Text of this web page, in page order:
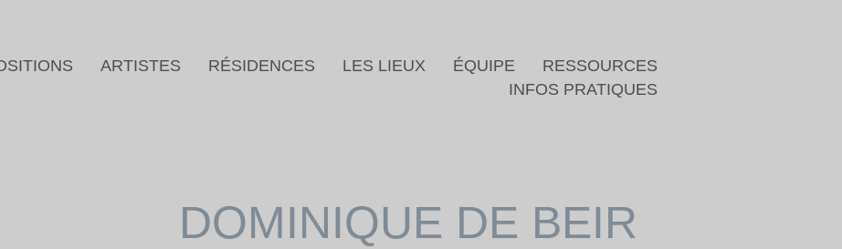
ARTISTES RÉSIDENCES LES LIEUX ÉQUIPE
RESSOURCES
INFOS PRATIQUES
DOMINIQUE DE BEIR